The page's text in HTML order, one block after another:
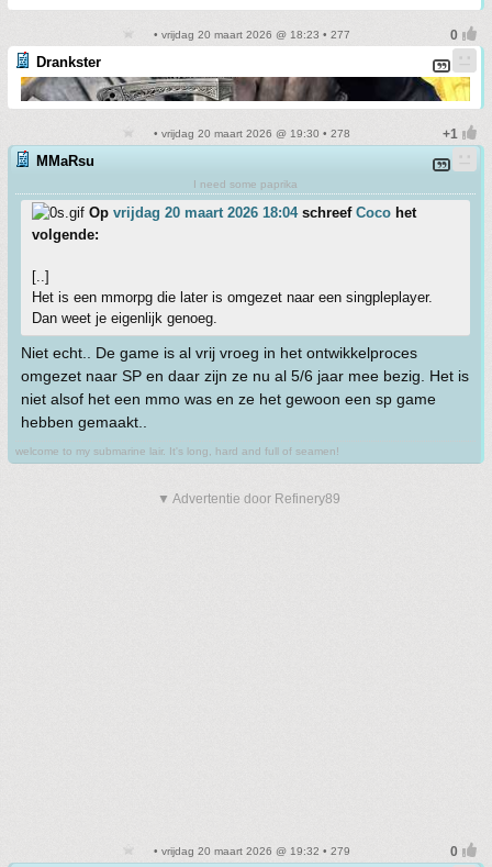
• vrijdag 20 maart 2026 @ 18:23 • 277
Drankster
• vrijdag 20 maart 2026 @ 19:30 • 278
MMaRsu
I need some paprika
Op vrijdag 20 maart 2026 18:04schreef Coco het
volgende:
[..]
Het is een mmorpg die later is omgezet naar een singpleplayer.
Dan weet je eigenlijk genoeg.
Niet echt.. De game is al vrij vroeg in het ontwikkelproces
omgezet naar SP en daar zijn ze nu al 5/6 jaar mee bezig. Het is
niet alsof het een mmo was en ze het gewoon een sp game
hebben gemaakt..
welcome to my submarine lair. It's long, hard and full of seamen!
▼ Advertentie door Refinery89
• vrijdag 20 maart 2026 @ 19:32 • 279